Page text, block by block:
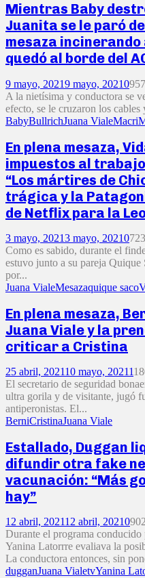
Mientras Baby
Juanita se le paró
mesaza
quedó al borde del
9 mayo, 20219 mayo, 20210957
A la nietísima y conductora se
efecto, se le cruzaron los cables
BabyBullrichJuana VialeMacri
En plena mesaza,
impuestos al
“Los mártires de
trágica y la
de Netflix para la
3 mayo, 20213 mayo, 20210723
Como es sabido, durante el
estuvo junto a su pareja
por...
Juana VialeMesazaquique saco
En plena mesaza,
Juana Viale y la
criticar a Cristina
25 abril, 202110 mayo, 20211
El secretario de seguridad
ultra gorila y de visitante, jugó
antiperonistas. El...
BerniCristinaJuana Viale
Estallado, Duggan
difundir otra fake
vacunación: “Más
hay”
12 abril, 202112 abril, 20210902
Durante el programa
Yanina Latorrre evaliava la
La conductora entonces, sin
dugganJuana VialetvYanina